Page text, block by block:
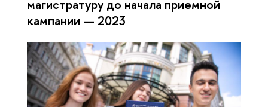
магистратуру до начала приемной
кампании — 2023